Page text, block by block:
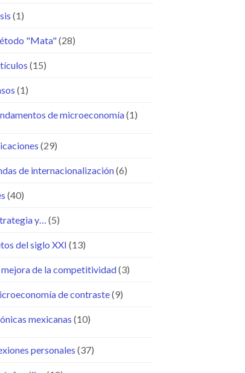
(1)
"Mata"(28)
(15)
(1)
de microeconomía(1)
(29)
de internacionalización(6)
(40)
y… (5)
del siglo XXI (13)
mejora de la competitividad(3)
de contraste(9)
mexicanas (10)
personales (37)